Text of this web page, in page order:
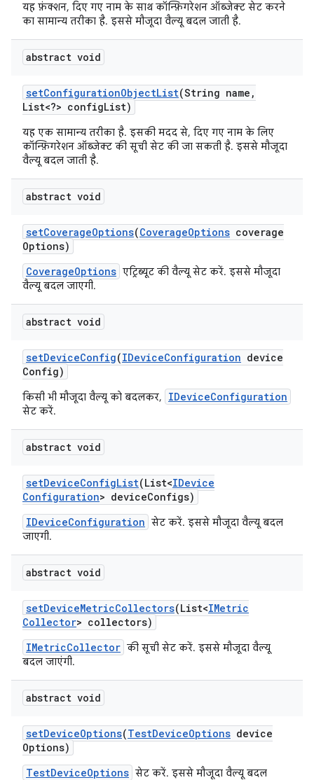
यह फ़ंक्शन, दिए गए नाम के साथ कॉन्फ़िगरेशन ऑब्जेक्ट सेट करने
का सामान्य तरीका है. इससे मौजूदा वैल्यू बदल जाती है.
abstract void
setConfigurationObjectList(String name ,
List<?> configList)
यह एक सामान्य तरीका है. इसकी मदद से, दिए गए नाम के लिए
कॉन्फ़िगरेशन ऑब्जेक्ट की सूची सेट की जा सकती है. इससे मौजूदा
वैल्यू बदल जाती है.
abstract void
setCoverageOptions(CoverageOptions coverage
Options)
CoverageOptions एट्रिब्यूट की वैल्यू सेट करें. इससे मौजूदा
वैल्यू बदल जाएगी.
abstract void
setDeviceConfig(IDeviceConfiguration device
Config)
किसी भी मौजूदा वैल्यू को बदलकर, IDeviceConfiguration
सेट करें.
abstract void
setDeviceConfigList(List<IDevice
Configuration> deviceConfigs)
IDeviceConfiguration सेट करें. इससे मौजूदा वैल्यू बदल
जाएगी.
abstract void
setDeviceMetricCollectors(List<IMetric
Collector> collectors)
IMetricCollector की सूची सेट करें. इससे मौजूदा वैल्यू
बदल जाएंगी.
abstract void
setDeviceOptions(TestDeviceOptions device
Options)
TestDeviceOptions सेट करें. इससे मौजूदा वैल्यू बदल